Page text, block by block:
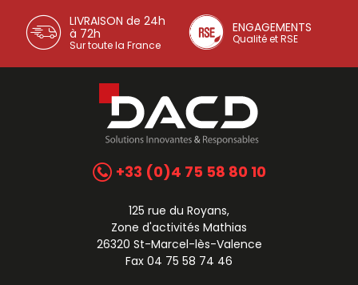
LIVRAISON de 24h
à 72h
Sur toute la France
ENGAGEMENTS
Qualité et RSE
+33 (0)4 75 58 80 10
125 rue du Royans,
Zone d'activités Mathias
26320 St-Marcel-lès-Valence
Fax 04 75 58 74 46